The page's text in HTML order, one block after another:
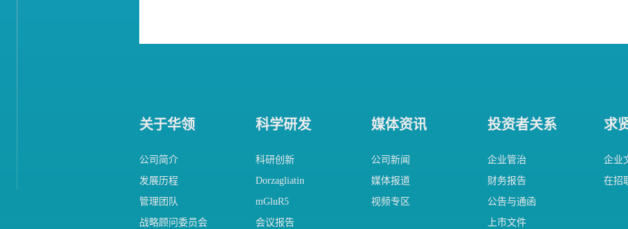
关于华领
公司简介
发展历程
管理团队
战略顾问委员会
科学研发
科研创新
Dorzagliatin
mGluR5
会议报告
媒体资讯
公司新闻
媒体报道
视频专区
投资者关系
企业管治
财务报告
公告与通函
上市文件
求
企业
在招